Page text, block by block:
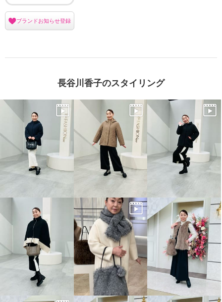
ブランドお知らせ登録
長谷川香子のスタイリング